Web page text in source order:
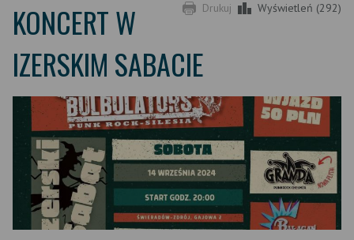
Drukuj Wyświetleń (292)
KONCERT W
IZERSKIM SABACIE